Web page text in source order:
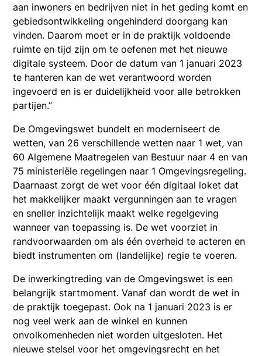
aan inwoners en bedrijven niet in het geding komt en
gebiedsontwikkeling ongehinderd doorgang kan
vinden. Daarom moet er in de praktijk voldoende
ruimte en tijd zijn om te oefenen met het nieuwe
digitale systeem. Door de datum van 1 januari 2023
te hanteren kan de wet verantwoord worden
ingevoerd en is er duidelijkheid voor alle betrokken
partijen.”
De Omgevingswet bundelt en moderniseert de
wetten, van 26 verschillende wetten naar 1 wet, van
60 Algemene Maatregelen van Bestuur naar 4 en van
75 ministeriële regelingen naar 1 Omgevingsregeling.
Daarnaast zorgt de wet voor één digitaal loket dat
het makkelijker maakt vergunningen aan te vragen
en sneller inzichtelijk maakt welke regelgeving
wanneer van toepassing is. De wet voorziet in
randvoorwaarden om als één overheid te acteren en
biedt instrumenten om (landelijke) regie te voeren.
De inwerkingtreding van de Omgevingswet is een
belangrijk startmoment. Vanaf dan wordt de wet in
de praktijk toegepast. Ook na 1 januari 2023 is er
nog veel werk aan de winkel en kunnen
onvolkomenheden niet worden uitgesloten. Het
nieuwe stelsel voor het omgevingsrecht en het